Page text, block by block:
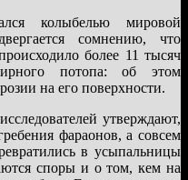
колыбелью мировой
сомнению, что
более 11 тысяч
потопа: об этом
на его поверхности.
утверждают,
фараонов, а совсем
в усыпальницы
споры и о том, кем на